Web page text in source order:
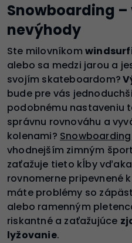
Snowboarding
nevýhody
Ste milovníkom
alebo sa medzi jarou a
svojím skateboardom?
bude pre vás
podobnému nastaveniu
správnu rovnováhu a
kolenami? Snowboarding
vhodnejším zimným
zaťažuje tieto kĺby
rovnomerne pripevnené
máte problémy so
alebo ramenným
riskantné a zaťažujúce
lyžovanie.